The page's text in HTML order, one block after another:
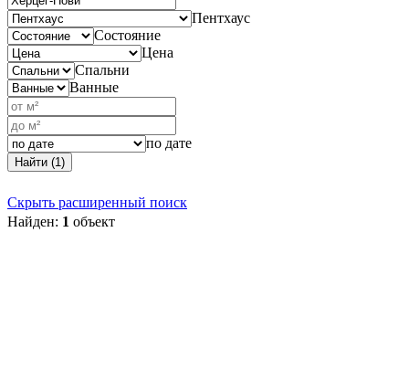
Пентхаус
Состояние
Цена
Спальни
Ванные
по дате
Найти (1)
Скрыть расширенный поиск
Найден: 1 объект